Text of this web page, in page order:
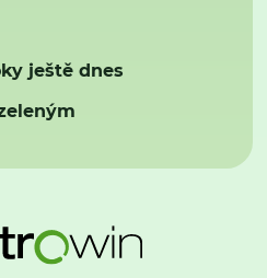
ještě dnes